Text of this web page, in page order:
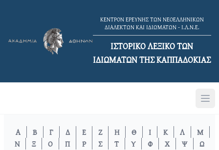
ΚΕΝΤΡΟΝ ΕΡΕΥΝΗΣ ΤΩΝ ΝΕΟΕΛΛΗΝΙΚΩΝ
ΔΙΑΛΕΚΤΩΝ ΚΑΙ ΙΔΙΩΜΑΤΩΝ - Ι.Λ.Ν.Ε.
ΙΣΤΟΡΙΚΟ ΛΕΞΙΚΟ TΩΝ
ΙΔΙΩΜΑΤΩΝ ΤΗΣ ΚΑΠΠΑΔΟΚΙΑΣ
Α Β Γ Δ Ε Ζ Η Θ Ι Κ Λ
Μ
Ν
Ξ Ο Π Ρ Σ Τ Υ Φ Χ Ψ Ω